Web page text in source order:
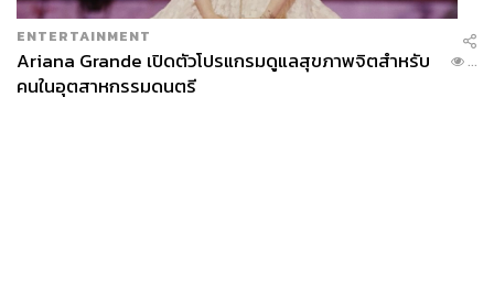
ENTERTAINMENT
Ariana Grande เปิดตัวโปรแกรมดูแลสุขภาพจิตสำหรับ
คนในอุตสาหกรรมดนตรี
...